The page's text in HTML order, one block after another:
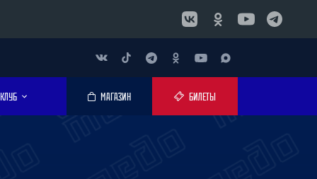
КЛУБ МАГАЗИН БИЛЕТЫ